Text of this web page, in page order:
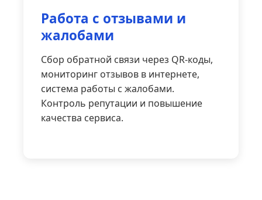
Работа с отзывами и
жалобами
Сбор обратной связи через QR-коды,
мониторинг отзывов в интернете,
система работы с жалобами.
Контроль репутации и повышение
качества сервиса.